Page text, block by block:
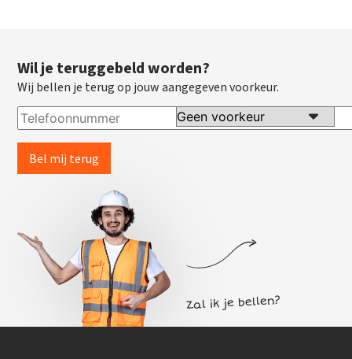
Wil je teruggebeld worden?
Wij bellen je terug op jouw aangegeven voorkeur.